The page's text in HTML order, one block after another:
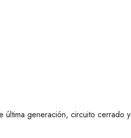
generación, circuito cerrado y